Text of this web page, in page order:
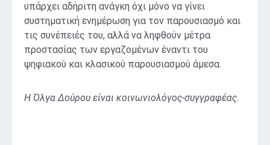
υπάρχει αδήριτη ανάγκη όχι μόνο να γίνει
συστηματική ενημέρωση για τον παρουσιασμό και
τις συνέπειές του, αλλά να ληφθούν μέτρα
προστασίας των εργαζομένων έναντι του
ψηφιακού και κλασικού παρουσιασμού άμεσα.
Η Όλγα Δούρου είναι κοινωνιολόγος-συγγραφέας.